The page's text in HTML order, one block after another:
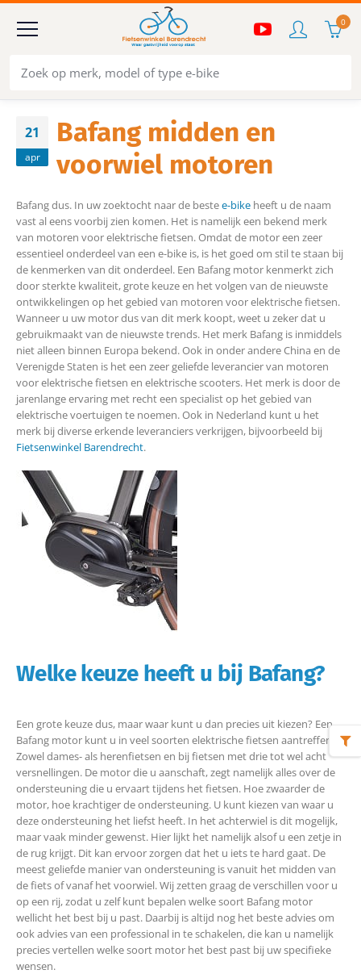
0
21
apr
Bafang midden en
voorwiel motoren
Bafang dus. In uw zoektocht naar de bestee-bike heeft u de naam
vast al eens voorbij zien komen. Het is namelijk een bekend merk
van motoren voor elektrische fietsen. Omdat de motor een zeer
essentieel onderdeel van een e-bike is, is het goed om stil te staan bij
de kenmerken van dit onderdeel. Een Bafang motor kenmerkt zich
door sterkte kwaliteit, grote keuze en het volgen van de nieuwste
ontwikkelingen op het gebied van motoren voor elektrische fietsen.
Wanneer u uw motor dus van dit merk koopt, weet u zeker dat u
gebruikmaakt van de nieuwste trends. Het merk Bafang is inmiddels
niet alleen binnen Europa bekend. Ook in onder andere China en de
Verenigde Staten is het een zeer geliefde leverancier van motoren
voor elektrische fietsen en elektrische scooters. Het merk is door de
jarenlange ervaring met recht een specialist op het gebied van
elektrische voertuigen te noemen. Ook in Nederland kunt u het
merk bij diverse erkende leveranciers verkrijgen, bijvoorbeeld bij
Fietsenwinkel Barendrecht.
Welke keuze heeft u bij Bafang?
Een grote keuze dus, maar waar kunt u dan precies uit kiezen? Een
Bafang motor kunt u in veel soorten elektrische fietsen aantreffen.
Zowel dames- als herenfietsen en bij fietsen met drie tot wel acht
versnellingen. De motor die u aanschaft, zegt namelijk alles over de
ondersteuning die u ervaart tijdens het fietsen. Hoe zwaarder de
motor, hoe krachtiger de ondersteuning. U kunt kiezen van waar u
deze ondersteuning het liefst heeft. In het achterwiel is dit mogelijk,
maar vaak minder gewenst. Hier lijkt het namelijk alsof u een zetje in
de rug krijgt. Dit kan ervoor zorgen dat het u iets te hard gaat. De
meest geliefde manier van ondersteuning is vanuit het midden van
de fiets of vanaf het voorwiel. Wij zetten graag de verschillen voor u
op een rij, zodat u zelf kunt bepalen welke soort Bafang motor
wellicht het best bij u past. Daarbij is altijd nog het beste advies om
ook advies van een professional in te schakelen, die kan u namelijk
precies vertellen welke soort motor het best past bij uw specifieke
wensen.